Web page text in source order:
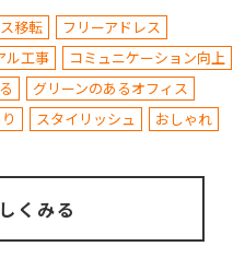
移転
フリーアドレス
ル工事
コミュニケーション向上
グリーンのあるオフィス
スタイリッシュ
おしゃれ
くみる